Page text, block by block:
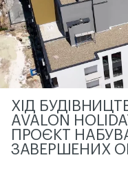
ХІД
AVALON
ПРОЄКТ
ЗАВЕРШЕНИХ